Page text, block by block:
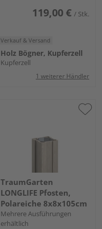
119,00 € / Stk.
Verkauf & Versand
Holz Bögner, Kupferzell
Kupferzell
1 weiterer Händler
TraumGarten
LONGLIFE Pfosten,
Polareiche 8x8x105cm
Mehrere Ausführungen
erhältlich